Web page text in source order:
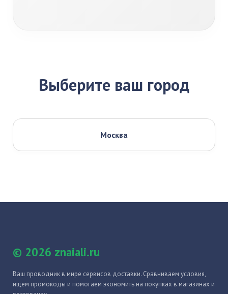
Выберите ваш город
Москва
© 2026 znaiali.ru
Ваш проводник в мире сервисов доставки. Сравниваем условия,
ищем промокоды и помогаем экономить на покупках в магазинах и